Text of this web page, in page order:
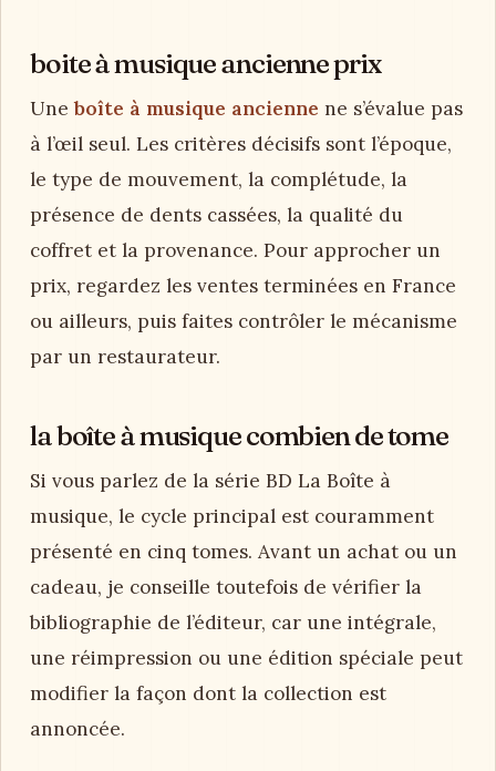
boite à musique ancienne prix
Uneboîte à musique ancienne ne s’évalue pas
à l’œil seul. Les critères décisifs sont l’époque,
le type de mouvement, la complétude, la
présence de dents cassées, la qualité du
coffret et la provenance. Pour approcher un
prix, regardez les ventes terminées en France
ou ailleurs, puis faites contrôler le mécanisme
par un restaurateur.
la boîte à musique combien de tome
Si vous parlez de la série BD La Boîte à
musique, le cycle principal est couramment
présenté en cinq tomes. Avant un achat ou un
cadeau, je conseille toutefois de vérifier la
bibliographie de l’éditeur, car une intégrale,
une réimpression ou une édition spéciale peut
modifier la façon dont la collection est
annoncée.